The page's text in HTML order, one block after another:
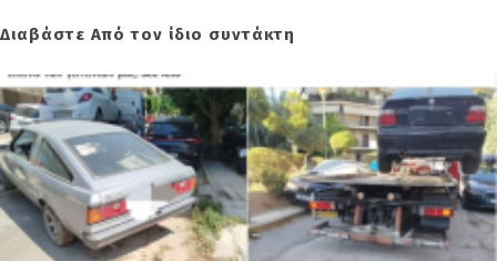
Διαβάστε Από τον ίδιο συντάκτη